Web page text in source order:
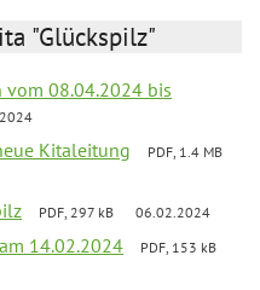
"Glückspilz"
vom 08.04.2024 bis
Kitaleitung
PDF, 1.4 MB
PDF, 297 kB 06.02.2024
14.02.2024
PDF, 153 kB